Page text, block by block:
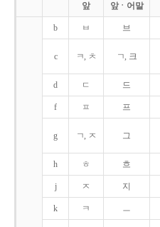
앞
앞ㆍ어말
b ㅂ 브
c ㅋ, ㅊ ㄱ, 크
d ㄷ 드
f ㅍ 프
g ㄱ, ㅈ 그
h ㅎ 흐
j ㅈ 지
k ㅋ ㅡ